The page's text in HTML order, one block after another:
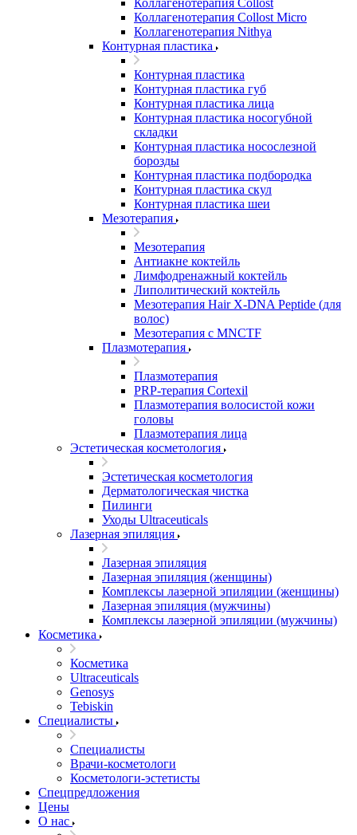
Коллагенотерапия Collost
Коллагенотерапия Collost Micro
Коллагенотерапия Nithya
Контурная пластика
Контурная пластика
Контурная пластика губ
Контурная пластика лица
Контурная пластика носогубной
складки
Контурная пластика носослезной
борозды
Контурная пластика подбородка
Контурная пластика скул
Контурная пластика шеи
Мезотерапия
Мезотерапия
Антиакне коктейль
Лимфодренажный коктейль
Липолитический коктейль
Мезотерапия Hair X-DNA Peptide (для
волос)
Мезотерапия с МNCTF
Плазмотерапия
Плазмотерапия
PRP-терапия Cortexil
Плазмотерапия волосистой кожи
головы
Плазмотерапия лица
Эстетическая косметология
Эстетическая косметология
Дерматологическая чистка
Пилинги
Уходы Ultraceuticals
Лазерная эпиляция
Лазерная эпиляция
Лазерная эпиляция (женщины)
Комплексы лазерной эпиляции (женщины)
Лазерная эпиляция (мужчины)
Комплексы лазерной эпиляции (мужчины)
Косметика
Косметика
Ultraceuticals
Genosys
Tebiskin
Специалисты
Специалисты
Врачи-косметологи
Косметологи-эстетисты
Спецпредложения
Цены
О нас